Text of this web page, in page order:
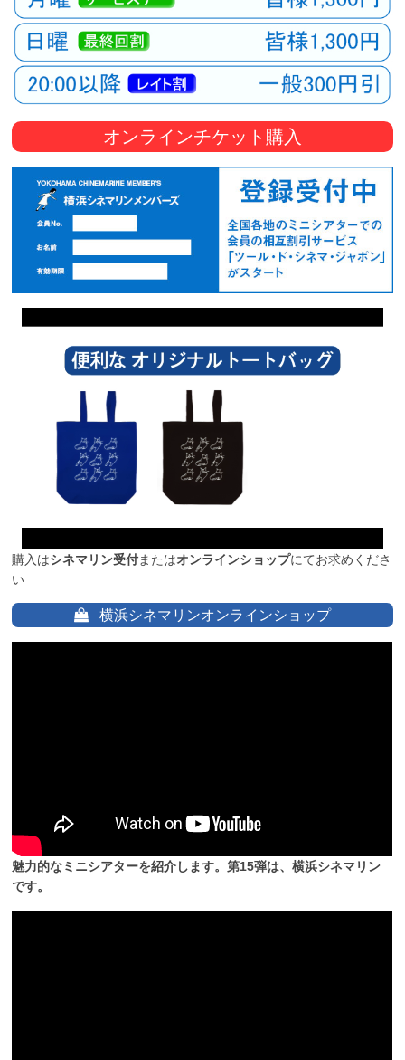
で
オンラインチケット購入
購入はシネマリン受付またはオンラインショップにてお求めくださ
い
横浜シネマリンオンラインショップ
魅力的なミニシアターを紹介します。第15弾は、横浜シネマリン
です。